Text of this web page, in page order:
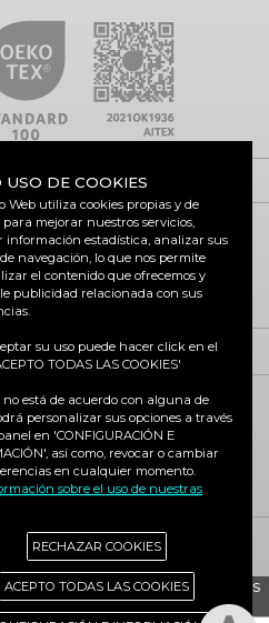
el Programa de Iniciación a la
y ha contado con el apoyo
de Fondos europeos FEDER,
según la medida de
de esta empresa, su región y
en su conjunto
de Fondos Europeos, cuyo objetivo
de las PYMES, y gracias al cual ha
con el objetivo de reforzar la
de las pymes durante el año 2025.
del Programa Pyme Digital de la
Real. #EuropaSeSiente
de cookies
Ciudad Real activa
S.L. - Todos los derechos
USO DE COOKIES
Web utiliza cookies propias y de
para mejorar nuestros servicios,
información estadística, analizar sus
navegación, lo que nos permite
el contenido que ofrecemos y
publicidad relacionada con sus
su uso puede hacer click en el
TODAS LAS COOKIES'
no está de acuerdo con alguna de
personalizar sus opciones a través
en 'CONFIGURACIÓN E
así como, revocar o cambiar
en cualquier momento.
sobre el uso de nuestras
RECHAZAR COOKIES
ACEPTO TODAS LAS COOKIES